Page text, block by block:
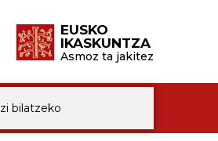
EUSKO
IKASKUNTZA
Asmoz ta jakitez